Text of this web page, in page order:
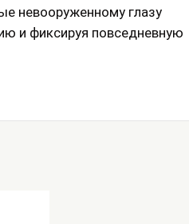
невооруженному глазу
и фиксируя повседневную